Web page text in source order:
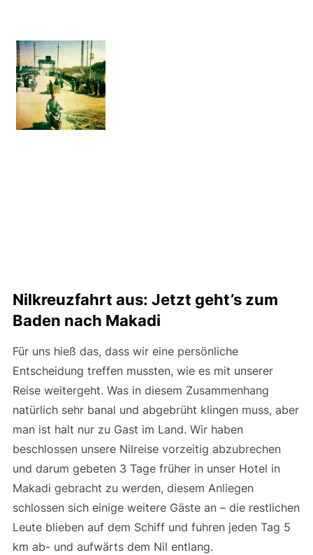
Nilkreuzfahrt aus: Jetzt geht’s zum
Baden nach Makadi
Für uns hieß das, dass wir eine persönliche
Entscheidung treffen mussten, wie es mit unserer
Reise weitergeht. Was in diesem Zusammenhang
natürlich sehr banal und abgebrüht klingen muss, aber
man ist halt nur zu Gast im Land. Wir haben
beschlossen unsere Nilreise vorzeitig abzubrechen
und darum gebeten 3 Tage früher in unser Hotel in
Makadi gebracht zu werden, diesem Anliegen
schlossen sich einige weitere Gäste an – die restlichen
Leute blieben auf dem Schiff und fuhren jeden Tag 5
km ab- und aufwärts dem Nil entlang.